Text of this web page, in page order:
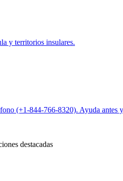
y territorios insulares.
(+1-844-766-8320). Ayuda antes y
destacadas